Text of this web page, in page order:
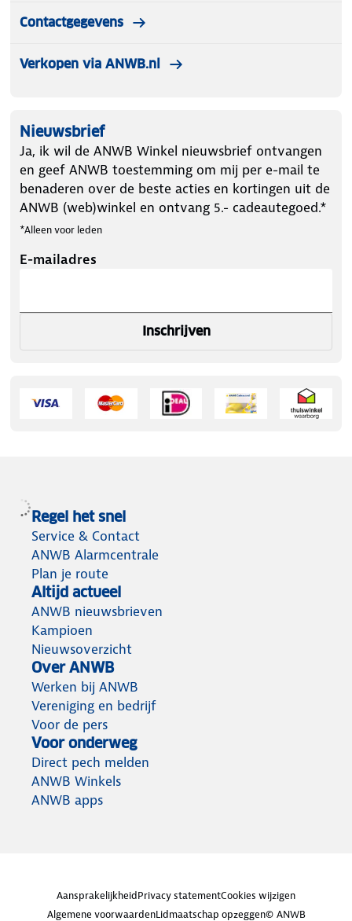
Contactgegevens
Verkopen via ANWB.nl
Nieuwsbrief
Ja, ik wil de ANWB Winkel nieuwsbrief ontvangen
en geef ANWB toestemming om mij per e-mail te
benaderen over de beste acties en kortingen uit de
ANWB (web)winkel en ontvang 5.- cadeautegoed.*
*Alleen voor leden
E-mailadres
Inschrijven
Regel het snel
Service & Contact
ANWB Alarmcentrale
Plan je route
Altijd actueel
ANWB nieuwsbrieven
Kampioen
Nieuwsoverzicht
Over ANWB
Werken bij ANWB
Vereniging en bedrijf
Voor de pers
Voor onderweg
Direct pech melden
ANWB Winkels
ANWB apps
AansprakelijkheidPrivacy statementCookies wijzigen
Algemene voorwaardenLidmaatschap opzeggen© ANWB